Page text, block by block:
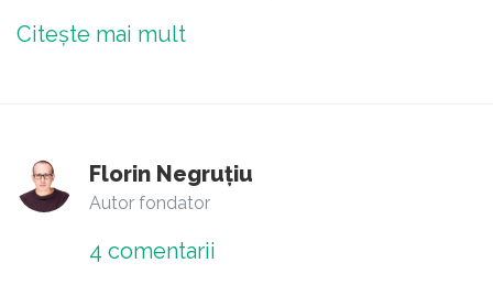
Citește mai mult
Florin Negruțiu
Autor fondator
4 comentarii